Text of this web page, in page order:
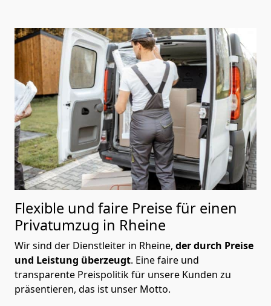
Flexible und faire Preise für einen
Privatumzug in Rheine
Wir sind der Dienstleiter in Rheine, der durch Preise
und Leistung überzeugt. Eine faire und
transparente Preispolitik für unsere Kunden zu
präsentieren, das ist unser Motto.